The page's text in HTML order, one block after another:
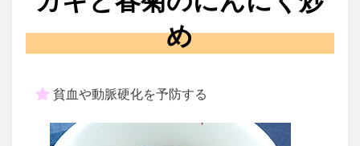
め
貧血や動脈硬化を予防する